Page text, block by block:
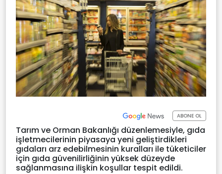
ABONE OL
Tarım ve Orman Bakanlığı düzenlemesiyle, gıda
işletmecilerinin piyasaya yeni geliştirdikleri
gıdaları arz edebilmesinin kuralları ile tüketiciler
için gıda güvenilirliğinin yüksek düzeyde
sağlanmasına ilişkin koşullar tespit edildi.